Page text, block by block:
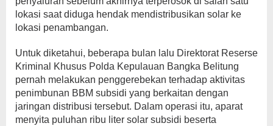
lokasi saat diduga hendak mendistribusikan solar ke
lokasi penambangan.
Untuk diketahui, beberapa bulan lalu Direktorat Reserse
Kriminal Khusus Polda Kepulauan Bangka Belitung
pernah melakukan penggerebekan terhadap aktivitas
penimbunan BBM subsidi yang berkaitan dengan
jaringan distribusi tersebut. Dalam operasi itu, aparat
menyita puluhan ribu liter solar subsidi beserta